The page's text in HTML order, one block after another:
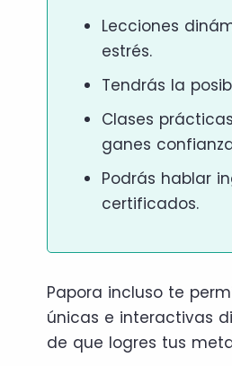
Lecciones
estrés.
Tendrás la
Clases
ganes
Podrás hablar
certificados.
Papora incluso te
únicas e interactivas
de que logres tus